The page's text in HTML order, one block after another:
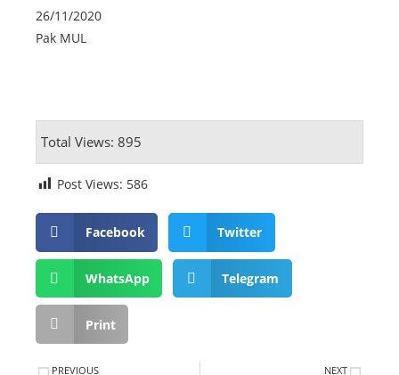
26/11/2020
Pak MUL
Total Views: 895
Post Views: 586
Facebook Twitter
WhatsApp Telegram
Print
PREVIOUS NEXT